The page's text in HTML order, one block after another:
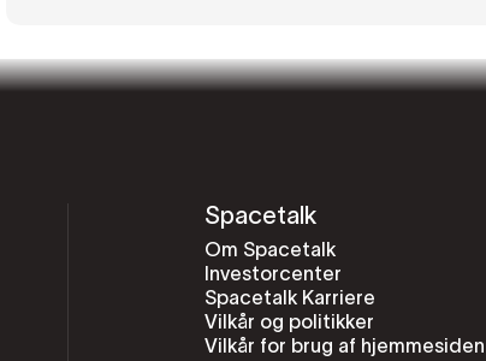
Spacetalk
Om Spacetalk
Investorcenter
Spacetalk Karriere
Vilkår og politikker
Vilkår for brug af hjemmesiden